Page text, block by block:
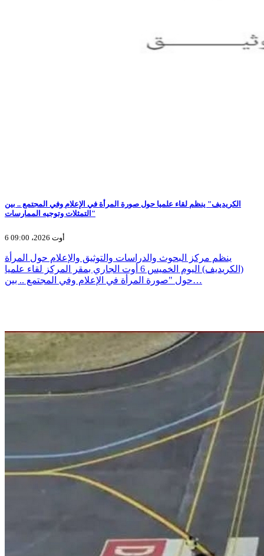
الكريديف" ينظم لقاء علميا حول صورة المرأة في الإعلام وفي المجتمع .. بين
التمثلات وتوجيه الممارسات"
6 أوت 2026، 09:00
ينظم مركز البحوث والدراسات والتوثيق والإعلام حول المرأة
(الكريديف) اليوم الخميس 6 أوت الجاري بمقر المركز لقاء علميا
حول "صورة المرأة في الإعلام وفي المجتمع .. بين…